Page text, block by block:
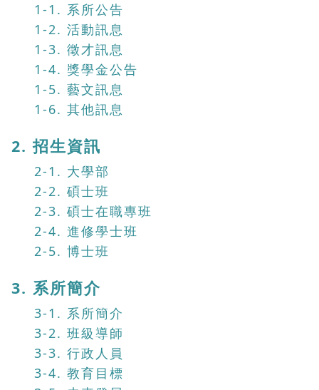
1-1. 系所公告
1-2. 活動訊息
1-3. 徵才訊息
1-4. 獎學金公告
1-5. 藝文訊息
1-6. 其他訊息
2. 招生資訊
2-1. 大學部
2-2. 碩士班
2-3. 碩士在職專班
2-4. 進修學士班
2-5. 博士班
3. 系所簡介
3-1. 系所簡介
3-2. 班級導師
3-3. 行政人員
3-4. 教育目標